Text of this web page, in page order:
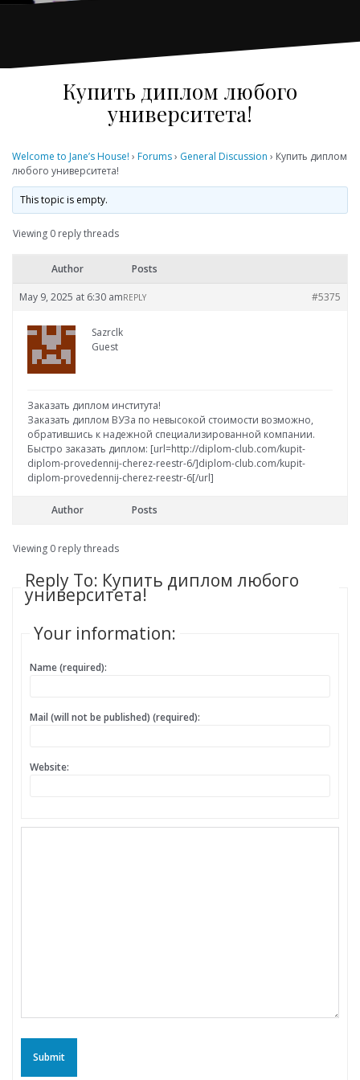
Купить диплом любого
университета!
Welcome to Jane’s House! › Forums› General Discussion › Купить диплом
любого университета!
This topic is empty.
Viewing 0 reply threads
Author Posts
May 9, 2025 at 6:30 am #5375
REPLY
Sazrclk
Guest
Заказать диплом института!
Заказать диплом ВУЗа по невысокой стоимости возможно,
обратившись к надежной специализированной компании.
Быстро заказать диплом: [url=http://diplom-club.com/kupit-
diplom-provedennij-cherez-reestr-6/]diplom-club.com/kupit-
diplom-provedennij-cherez-reestr-6[/url]
Author Posts
Viewing 0 reply threads
Reply To: Купить диплом любого
университета!
Your information:
Name (required):
Mail (will not be published) (required):
Website:
Submit